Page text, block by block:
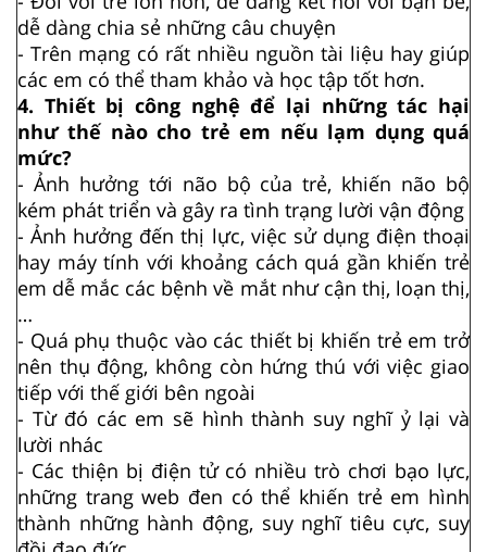
dễ dàng chia sẻ những câu chuyện
- Trên mạng có rất nhiều nguồn tài liệu hay giúp
các em có thể tham khảo và học tập tốt hơn.
4. Thiết bị công nghệ để lại những tác hại
như thế nào cho trẻ em nếu lạm dụng quá
mức?
- Ảnh hưởng tới não bộ của trẻ, khiến não bộ
kém phát triển và gây ra tình trạng lười vận động
- Ảnh hưởng đến thị lực, việc sử dụng điện thoại
hay máy tính với khoảng cách quá gần khiến trẻ
em dễ mắc các bệnh về mắt như cận thị, loạn thị,
…
- Quá phụ thuộc vào các thiết bị khiến trẻ em trở
nên thụ động, không còn hứng thú với việc giao
tiếp với thế giới bên ngoài
- Từ đó các em sẽ hình thành suy nghĩ ỷ lại và
lười nhác
- Các thiện bị điện tử có nhiều trò chơi bạo lực,
những trang web đen có thể khiến trẻ em hình
thành những hành động, suy nghĩ tiêu cực, suy